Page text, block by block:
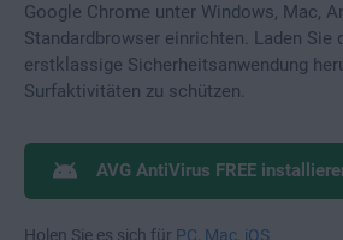
Google Chrome unter Windows, Mac,
Standardbrowser einrichten. Laden Sie
erstklassige Sicherheitsanwendung
Surfaktivitäten zu schützen.
AVG AntiVirus FREE
Holen Sie es sich für PC Mac iOS